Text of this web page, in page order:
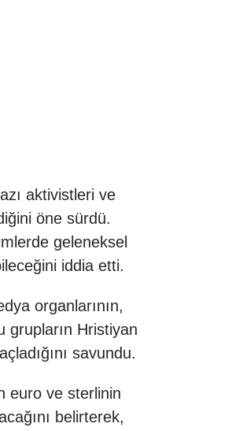
aktivistleri ve
öne sürdü.
geleneksel
iddia etti.
organlarının,
grupların Hristiyan
savundu.
euro ve sterlinin
belirterek,